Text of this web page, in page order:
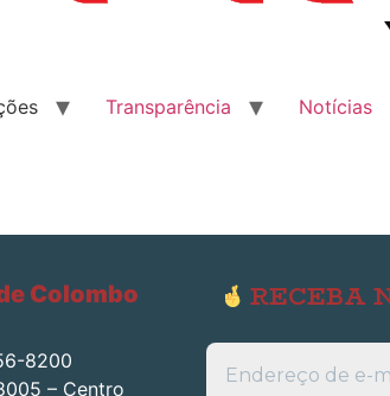
Transparência Notícias
Colombo
8200
– Centro
RECEBA
Endereço
de